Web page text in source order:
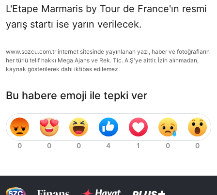
L'Etape Marmaris by Tour de France'ın resmi
yarış startı ise yarın verilecek.​​​​​​​
www.sozcu.com.tr internet sitesinde yayınlanan yazı, haber ve fotoğrafların
her türlü telif hakkı Mega Ajans ve Rek. Tic. A.Ş'ye aittir. İzin alınmadan,
kaynak gösterilerek dahi iktibas edilemez.
Bu habere emoji ile tepki ver